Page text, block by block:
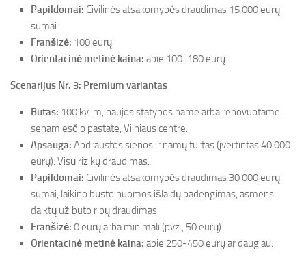
Papildomai: Civilinės atsakomybės draudimas 15 000 eurų
sumai.
Franšizė: 100 eurų.
Orientacinė metinė kaina: apie 100-180 eurų.
Scenarijus Nr. 3: Premium variantas
Butas: 100 kv. m, naujos statybos name arba renovuotame
senamiesčio pastate, Vilniaus centre.
Apsauga: Apdraustos sienos ir namų turtas (įvertintas 40 000
eurų). Visų rizikų draudimas.
Papildomai: Civilinės atsakomybės draudimas 30 000 eurų
sumai, laikino būsto nuomos išlaidų padengimas, asmens
daiktų už buto ribų draudimas.
Franšizė: 0 eurų arba minimali (pvz., 50 eurų).
Orientacinė metinė kaina: apie 250-450 eurų ar daugiau.